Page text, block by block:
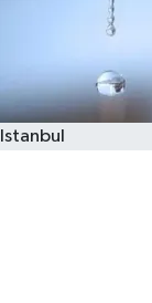
Istanbul